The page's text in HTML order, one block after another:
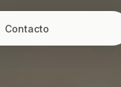
Contacto